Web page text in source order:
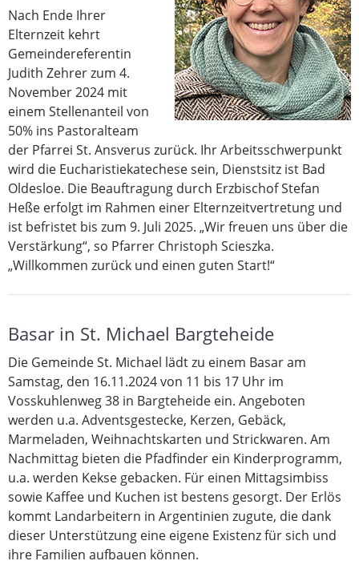
Nach Ende Ihrer
Elternzeit kehrt
Gemeindereferentin
Judith Zehrer zum 4.
November 2024 mit
einem Stellenanteil von
50% ins Pastoralteam
der Pfarrei St. Ansverus zurück. Ihr Arbeitsschwerpunkt
wird die Eucharistiekatechese sein, Dienstsitz ist Bad
Oldesloe. Die Beauftragung durch Erzbischof Stefan
Heße erfolgt im Rahmen einer Elternzeitvertretung und
ist befristet bis zum 9. Juli 2025. „Wir freuen uns über die
Verstärkung“, so Pfarrer Christoph Scieszka.
„Willkommen zurück und einen guten Start!“
Basar in St. Michael Bargteheide
Die Gemeinde St. Michael lädt zu einem Basar am
Samstag, den 16.11.2024 von 11 bis 17 Uhr im
Vosskuhlenweg 38 in Bargteheide ein. Angeboten
werden u.a. Adventsgestecke, Kerzen, Gebäck,
Marmeladen, Weihnachtskarten und Strickwaren. Am
Nachmittag bieten die Pfadfinder ein Kinderprogramm,
u.a. werden Kekse gebacken. Für einen Mittagsimbiss
sowie Kaffee und Kuchen ist bestens gesorgt. Der Erlös
kommt Landarbeitern in Argentinien zugute, die dank
dieser Unterstützung eine eigene Existenz für sich und
ihre Familien aufbauen können.